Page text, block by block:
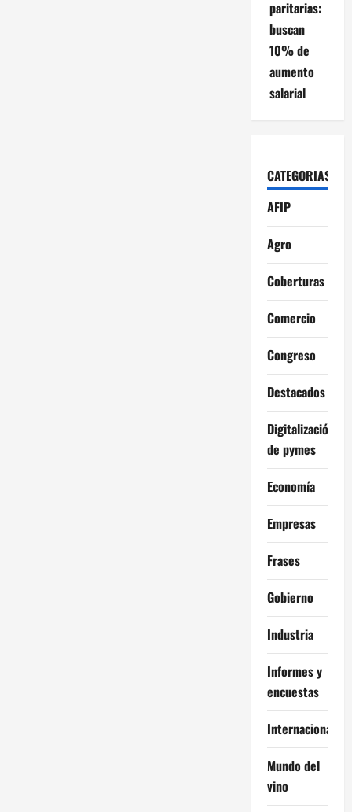
paritarias:
buscan
10% de
aumento
salarial
CATEGORIAS
AFIP
Agro
Coberturas
Comercio
Congreso
Destacados
Digitalización
de pymes
Economía
Empresas
Frases
Gobierno
Industria
Informes y
encuestas
Internacional
Mundo del
vino